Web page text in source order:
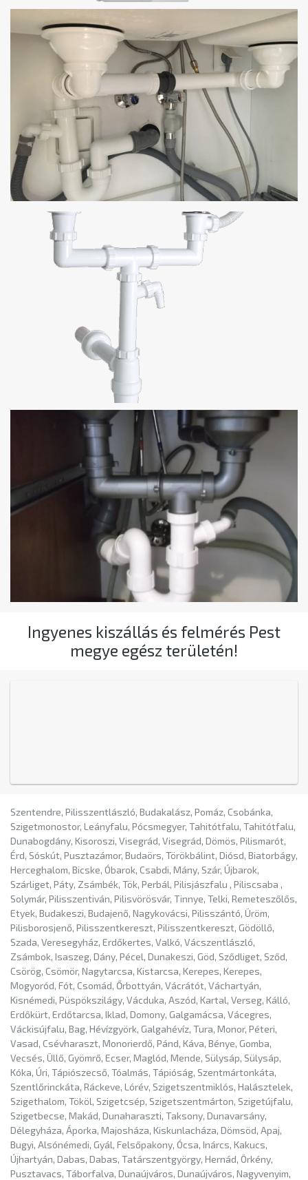
Ingyenes kiszállás és felmérés Pest
megye egész területén!
Szentendre, Pilisszentlászló, Budakalász, Pomáz, Csobánka,
Szigetmonostor, Leányfalu, Pócsmegyer, Tahitótfalu, Tahitótfalu,
Dunabogdány, Kisoroszi, Visegrád, Visegrád, Dömös, Pilismarót,
Érd, Sóskút, Pusztazámor, Budaörs, Törökbálint, Diósd, Biatorbágy,
Herceghalom, Bicske, Óbarok, Csabdi, Mány, Szár, Újbarok,
Szárliget, Páty, Zsámbék, Tök, Perbál, Pilisjászfalu , Piliscsaba ,
Solymár, Pilisszentiván, Pilisvörösvár, Tinnye, Telki, Remeteszőlős,
Etyek, Budakeszi, Budajenő, Nagykovácsi, Pilisszántó, Üröm,
Pilisborosjenő, Pilisszentkereszt, Pilisszentkereszt, Gödöllő,
Szada, Veresegyház, Erdőkertes, Valkó, Vácszentlászló,
Zsámbok, Isaszeg, Dány, Pécel, Dunakeszi, Göd, Sződliget, Sződ,
Csörög, Csömör, Nagytarcsa, Kistarcsa, Kerepes, Kerepes,
Mogyoród, Fót, Csomád, Őrbottyán, Vácrátót, Váchartyán,
Kisnémedi, Püspökszilágy, Vácduka, Aszód, Kartal, Verseg, Kálló,
Erdőkürt, Erdőtarcsa, Iklad, Domony, Galgamácsa, Vácegres,
Váckisújfalu, Bag, Hévízgyörk, Galgahévíz, Tura, Monor, Péteri,
Vasad, Csévharaszt, Monorierdő, Pánd, Káva, Bénye, Gomba,
Vecsés, Üllő, Gyömrő, Ecser, Maglód, Mende, Sülysáp, Sülysáp,
Kóka, Úri, Tápiószecső, Tóalmás, Tápióság, Szentmártonkáta,
Szentlőrinckáta, Ráckeve, Lórév, Szigetszentmiklós, Halásztelek,
Szigethalom, Tököl, Szigetcsép, Szigetszentmárton, Szigetújfalu,
Szigetbecse, Makád, Dunaharaszti, Taksony, Dunavarsány,
Délegyháza, Áporka, Majosháza, Kiskunlacháza, Dömsöd, Apaj,
Bugyi, Alsónémedi, Gyál, Felsőpakony, Ócsa, Inárcs, Kakucs,
Újhartyán, Dabas, Dabas, Tatárszentgyörgy, Hernád, Örkény,
Pusztavacs, Táborfalva, Dunaújváros, Dunaújváros, Nagyvenyim,